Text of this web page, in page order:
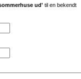
ud' til en bekendt